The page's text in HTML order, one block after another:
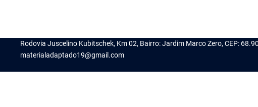
Rodovia Juscelino Kubitschek, Km 02, Bairro: Jardim Marco Zero, CEP:
materialadaptado19@gmail.com